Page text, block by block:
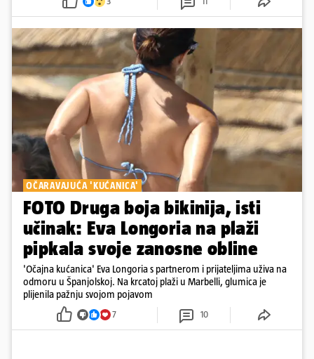
OČARAVAJUĆA 'KUĆANICA'
FOTO Druga boja bikinija, isti
učinak: Eva Longoria na plaži
pipkala svoje zanosne obline
'Očajna kućanica' Eva Longoria s partnerom i prijateljima uživa na
odmoru u Španjolskoj. Na krcatoj plaži u Marbelli, glumica je
plijenila pažnju svojom pojavom
7 10